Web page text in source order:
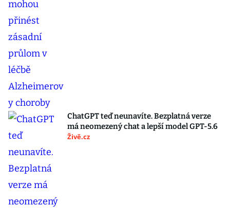
ChatGPT teď neunavíte. Bezplatná verze
má neomezený chat a lepší model GPT-5.6
Živě.cz